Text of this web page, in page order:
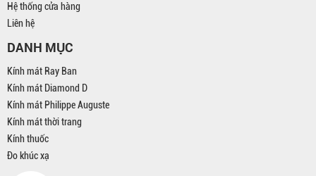
Hệ thống cửa hàng
Liên hệ
DANH MỤC
Kính mát Ray Ban
Kính mát Diamond D
Kính mát Philippe Auguste
Kính mát thời trang
Kính thuốc
Đo khúc xạ